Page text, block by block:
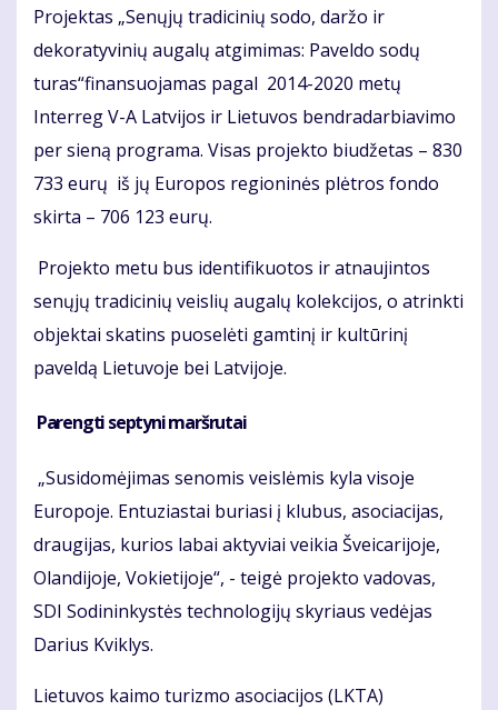
Projektas „Senųjų tradicinių sodo, daržo ir
dekoratyvinių augalų atgimimas: Paveldo sodų
turas“finansuojamas pagal 2014-2020 metų
Interreg V-A Latvijos ir Lietuvos bendradarbiavimo
per sieną programa. Visas projekto biudžetas – 830
733 eurų iš jų Europos regioninės plėtros fondo
skirta – 706 123 eurų.
Projekto metu bus identifikuotos ir atnaujintos
senųjų tradicinių veislių augalų kolekcijos, o atrinkti
objektai skatins puoselėti gamtinį ir kultūrinį
paveldą Lietuvoje bei Latvijoje.
Parengti septyni maršrutai
„Susidomėjimas senomis veislėmis kyla visoje
Europoje. Entuziastai buriasi į klubus, asociacijas,
draugijas, kurios labai aktyviai veikia Šveicarijoje,
Olandijoje, Vokietijoje“, - teigė projekto vadovas,
SDI Sodininkystės technologijų skyriaus vedėjas
Darius Kviklys.
Lietuvos kaimo turizmo asociacijos (LKTA)